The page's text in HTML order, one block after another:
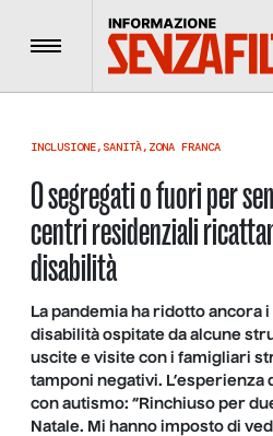
Menu
INCLUSIONE, SANITÀ, ZONA FRANCA
O segregati o fuori per
centri residenziali
disabilità
La pandemia ha ridotto
disabilità ospitate da alcune
uscite e visite con i famigliari
tamponi negativi. L’esperienza
con autismo: “Rinchiuso per
Natale. Mi hanno imposto di